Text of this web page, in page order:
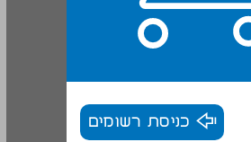
כניסת רשומים